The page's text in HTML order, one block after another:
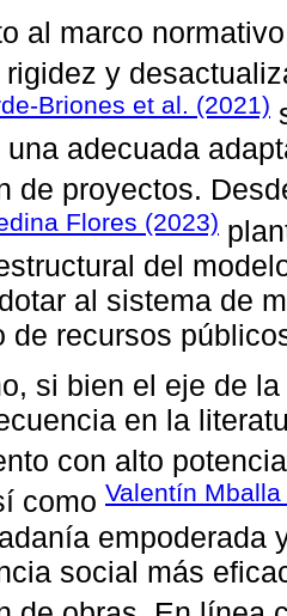
al marco
rigidez y
Briones et al. (2021)
una adecuada
de proyectos.
Flores (2023)
del
al sistema de
de recursos
si bien el eje de
en la
con alto
como Valentín
empoderada
social más